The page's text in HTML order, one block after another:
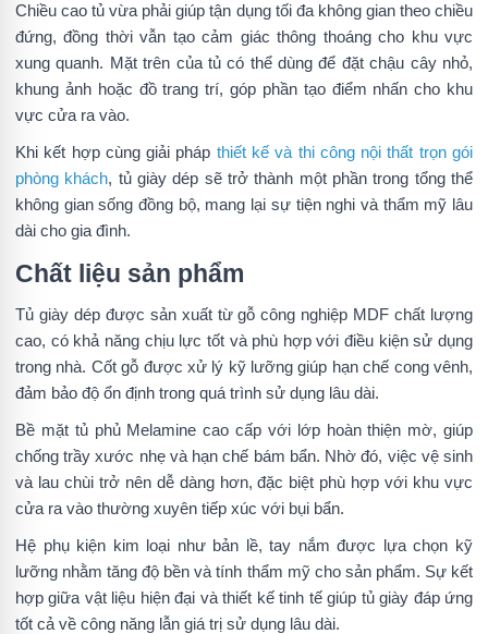
Chiều cao tủ vừa phải giúp tận dụng tối đa không gian theo chiều
đứng, đồng thời vẫn tạo cảm giác thông thoáng cho khu vực
xung quanh. Mặt trên của tủ có thể dùng để đặt chậu cây nhỏ,
khung ảnh hoặc đồ trang trí, góp phần tạo điểm nhấn cho khu
vực cửa ra vào.
Khi kết hợp cùng giải pháp thiết kế và thi công nội thất trọn gói
phòng khách, tủ giày dép sẽ trở thành một phần trong tổng thể
không gian sống đồng bộ, mang lại sự tiện nghi và thẩm mỹ lâu
dài cho gia đình.
Chất liệu sản phẩm
Tủ giày dép được sản xuất từ gỗ công nghiệp MDF chất lượng
cao, có khả năng chịu lực tốt và phù hợp với điều kiện sử dụng
trong nhà. Cốt gỗ được xử lý kỹ lưỡng giúp hạn chế cong vênh,
đảm bảo độ ổn định trong quá trình sử dụng lâu dài.
Bề mặt tủ phủ Melamine cao cấp với lớp hoàn thiện mờ, giúp
chống trầy xước nhẹ và hạn chế bám bẩn. Nhờ đó, việc vệ sinh
và lau chùi trở nên dễ dàng hơn, đặc biệt phù hợp với khu vực
cửa ra vào thường xuyên tiếp xúc với bụi bẩn.
Hệ phụ kiện kim loại như bản lề, tay nắm được lựa chọn kỹ
lưỡng nhằm tăng độ bền và tính thẩm mỹ cho sản phẩm. Sự kết
hợp giữa vật liệu hiện đại và thiết kế tinh tế giúp tủ giày đáp ứng
tốt cả về công năng lẫn giá trị sử dụng lâu dài.